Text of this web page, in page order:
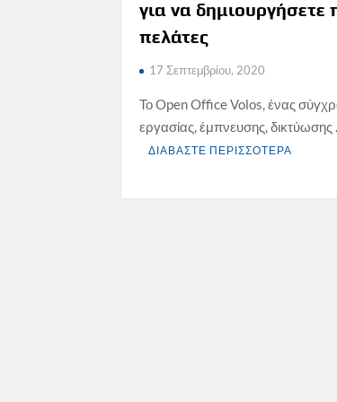
για να δημιουργήσετε
πελάτες
17 Σεπτεμβρίου, 2020
Το Open Office Volos, ένας
εργασίας, έμπνευσης, δικτύωσης
ΔΙΑΒΑΣΤΕ ΠΕΡΙΣΣΟΤΕΡΑ